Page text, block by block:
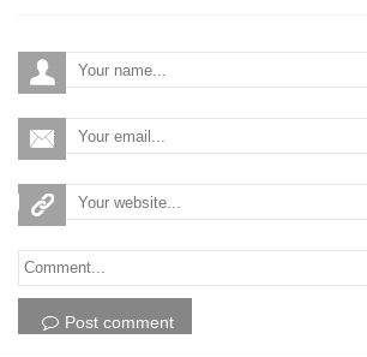
Post comment